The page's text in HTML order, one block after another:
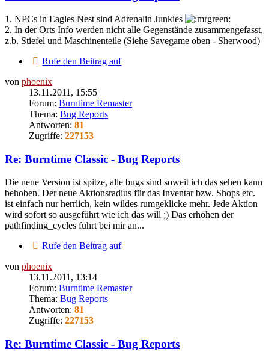
1. NPCs in Eagles Nest sind Adrenalin Junkies
2. In der Orts Info werden nicht alle Gegenstände zusammengefasst,
z.b. Stiefel und Maschinenteile (Siehe Savegame oben - Sherwood)
Rufe den Beitrag auf
von phoenix
13.11.2011, 15:55
Forum: Burntime Remaster
Thema: Bug Reports
Antworten: 81
Zugriffe: 227153
Re: Burntime Classic - Bug Reports
Die neue Version ist spitze, alle bugs sind soweit ich das sehen kann
behoben. Der neue Aktionsradius für das Inventar bzw. Shops etc.
ist einfach nur herrlich, kein wildes rumgeklicke mehr. Jede Aktion
wird sofort so ausgeführt wie ich das will ;) Das erhöhen der
pathfinding_cycles führt bei mir an...
Rufe den Beitrag auf
von phoenix
13.11.2011, 13:14
Forum: Burntime Remaster
Thema: Bug Reports
Antworten: 81
Zugriffe: 227153
Re: Burntime Classic - Bug Reports